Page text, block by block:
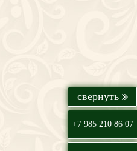
+7 985 210 86 07